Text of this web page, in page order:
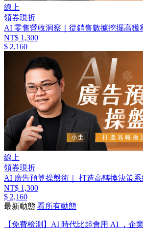
線上
領券現折
AI 零售營收洞察｜從銷售數據挖掘高獲
NT$ 1,300
$ 2,160
線上
領券現折
AI 廣告預算操盤術｜ 打造高轉換決策系
NT$ 1,300
$ 2,160
最新動態 看所有動態
【免費檢測】AI 時代比起會用 AI ，企